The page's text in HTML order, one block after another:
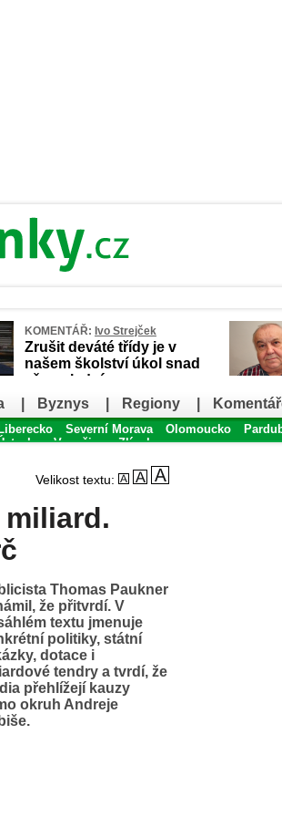
KOMENTÁŘ: Ivo Strejček
Zrušit deváté třídy je v
našem školství úkol snad
až poslední
Byznys Regiony
Liberecko Severní Morava Olomoucko
Vysočina Zlínsko
Velikost textu:
Thomas Paukner
že přitvrdí. V
textu jmenuje
politiky, státní
dotace i
tendry a tvrdí, že
přehlížejí kauzy
okruh Andreje